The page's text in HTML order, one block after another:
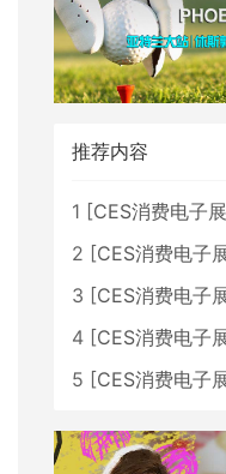
推荐内容
1 [CES消费电子
2 [CES消费电子
3 [CES消费电子
4 [CES消费电子
5 [CES消费电子